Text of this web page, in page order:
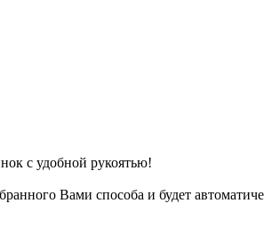
с удобной рукоятью!
Вами способа и будет